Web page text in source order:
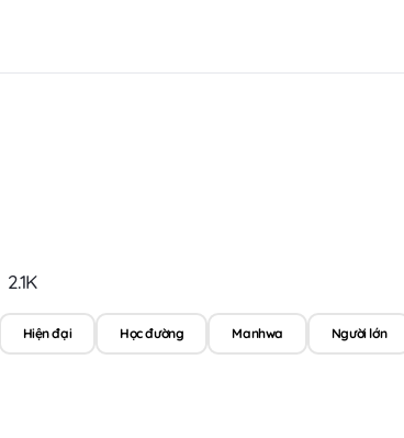
2.1K
Hiện đại Học đường Manhwa Người lớn